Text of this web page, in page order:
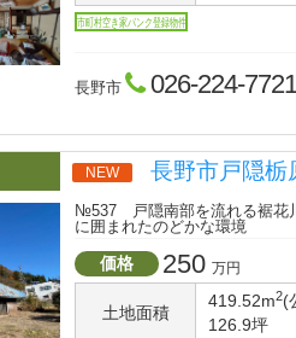
市町村空き家バンク登録物件
長野市 026-224-7721
NEW 長野市戸隠栃
№537 戸隠南部を流れる裾花
に囲まれたのどかな環境
価格 250 万円
土地面積
419.52m2(
126.9坪